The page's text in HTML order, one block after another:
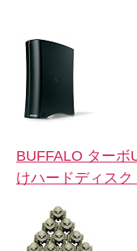
BUFFALO ターボ
けハードディス